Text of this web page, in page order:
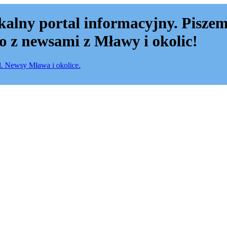
portal informacyjny.
z newsami z Mławy i okolic!